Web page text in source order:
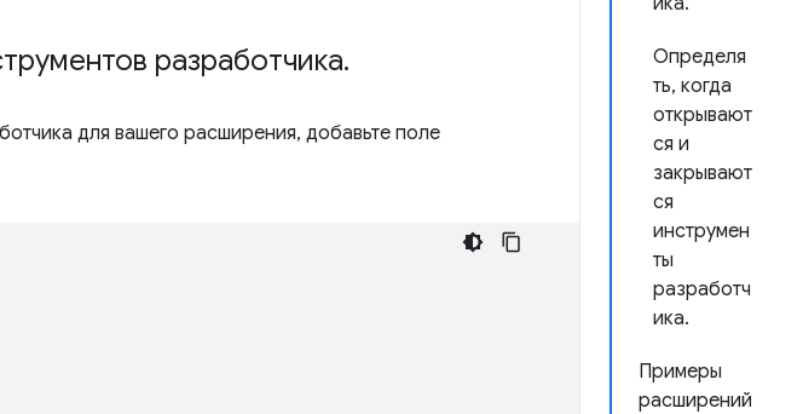
Определя
ть, когда
открывают
ся и
закрывают
ся
инструмен
ты
разработч
ика.
Примеры
расширений
разработчика.
для вашего расширения, добавьте поле